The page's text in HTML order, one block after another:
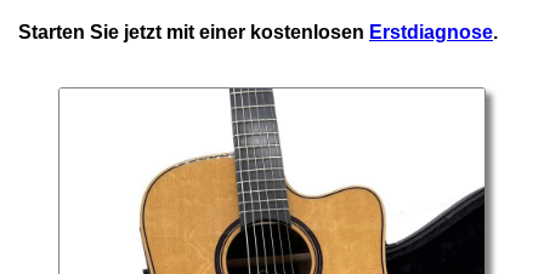
Starten Sie jetzt mit einer kostenlosen Erstdiagnose.